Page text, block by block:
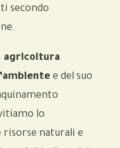
secondo
agricoltura
e del suo
lo
risorse naturali e